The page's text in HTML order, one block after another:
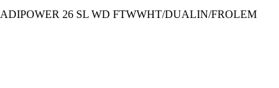
ADIPOWER 26 SL WD FTWWHT/DUALIN/FROLEM